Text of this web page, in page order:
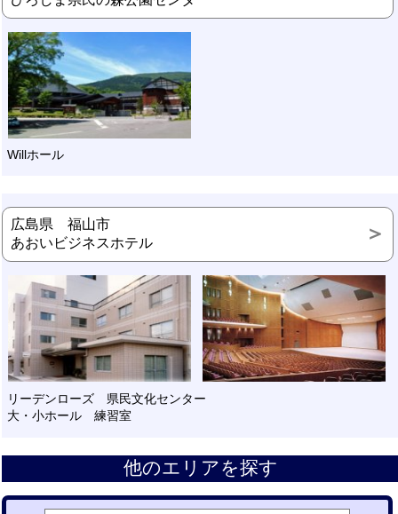
Willホール
広島県 福山市
あおいビジネスホテル
リーデンローズ 県民文化センター
大・小ホール 練習室
他のエリアを探す